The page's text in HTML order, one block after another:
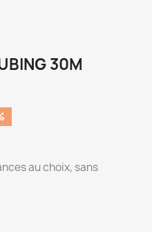
30M
au choix, sans